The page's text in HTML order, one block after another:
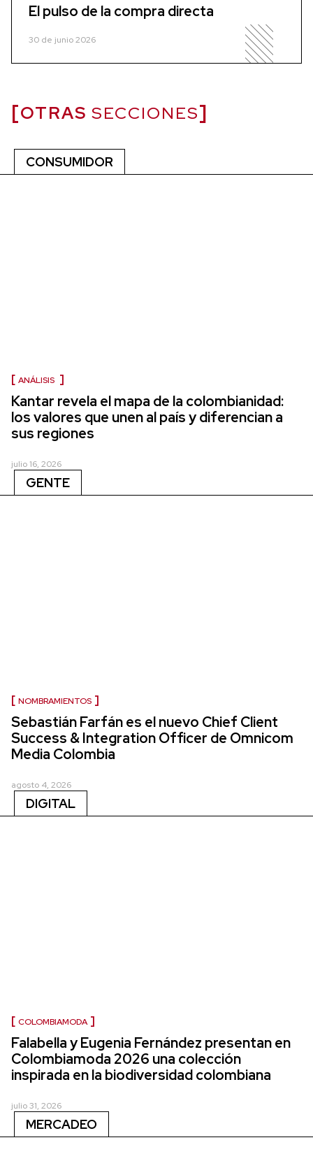
El pulso de la compra directa
30 de junio 2026
OTRAS SECCIONES
CONSUMIDOR
ANÁLISIS
Kantar revela el mapa de la colombianidad:
los valores que unen al país y diferencian a
sus regiones
julio 16, 2026
GENTE
NOMBRAMIENTOS
Sebastián Farfán es el nuevo Chief Client
Success & Integration Officer de Omnicom
Media Colombia
agosto 4, 2026
DIGITAL
COLOMBIAMODA
Falabella y Eugenia Fernández presentan en
Colombiamoda 2026 una colección
inspirada en la biodiversidad colombiana
julio 31, 2026
MERCADEO